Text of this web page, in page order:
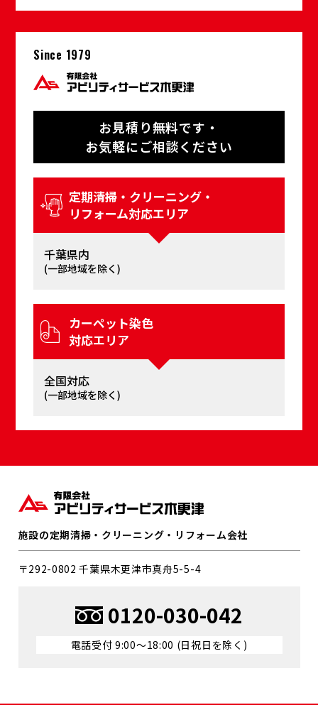
Since 1979
お⾒積り無料です・
お気軽にご相談ください
定期清掃・クリーニング・
リフォーム対応エリア
千葉県内
(⼀部地域を除く)
カーペット染⾊
対応エリア
全国対応
(⼀部地域を除く)
施設の定期清掃・クリーニング・リフォーム会社
〒292-0802 千葉県⽊更津市真⾈5-5-4
0120-030-042
電話受付 9:00〜18:00 (⽇祝⽇を除く)